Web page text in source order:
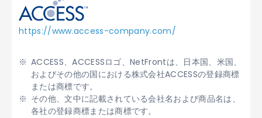
https://www.access-company.com/
ACCESS、ACCESSロゴ、NetFrontは、日本国、米国、
およびその他の国における株式会社ACCESSの登録商標
または商標です。
その他、文中に記載されている会社名および商品名は、
各社の登録商標または商標です。